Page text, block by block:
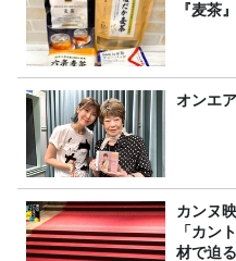
『麦茶
オンエ
カンヌ
「カン
材で迫